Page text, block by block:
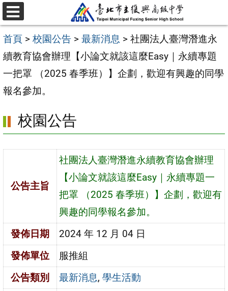
跳
至
主
要
內
容
選
單
首頁 > 校園公告 > 最新消息 > 社團法人臺灣潛進永
續教育協會辦理【小論文就該這麼Easy｜永續專題
一把罩 （2025 春季班）】企劃，歡迎有興趣的同學
報名參加。
校園公告
公告主旨
社團法人臺灣潛進永續教育協會辦理
【小論文就該這麼Easy｜永續專題一
把罩 （2025 春季班）】企劃，歡迎有
興趣的同學報名參加。
發佈日期
2024 年 12 月 04 日
發佈單位
服推組
公告類別
最新消息,學生活動